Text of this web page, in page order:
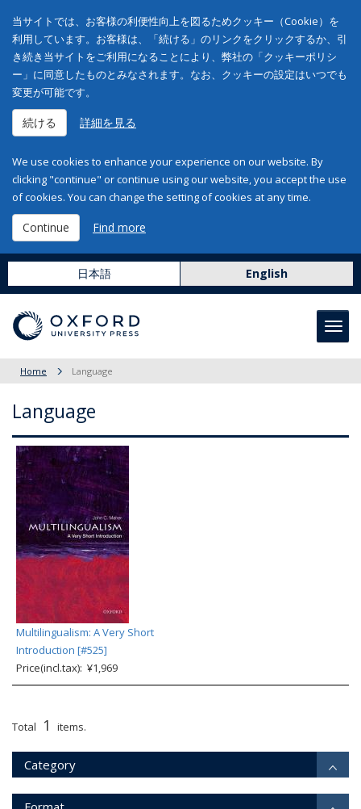
当サイトでは、お客様の利便性向上を図るためクッキー（Cookie）を
利用しています。お客様は、「続ける」のリンクをクリックするか、引
き続き当サイトをご利用になることにより、弊社の「クッキーポリシ
ー」に同意したものとみなされます。なお、クッキーの設定はいつでも
変更が可能です。
続ける 詳細を見る
We use cookies to enhance your experience on our website. By
clicking "continue" or continue using our website, you accept the use
of cookies. You can change the setting of cookies at any time.
Continue Find more
日本語 English
Home Language
Language
Multilingualism: A Very Short
Introduction [#525]
Price(incl.tax): ¥1,969
Total 1 items.
Category